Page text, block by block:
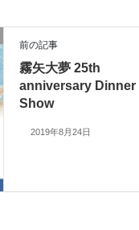
前の記事
霧矢大夢 25th
anniversary Dinner
Show
2019年8月24日